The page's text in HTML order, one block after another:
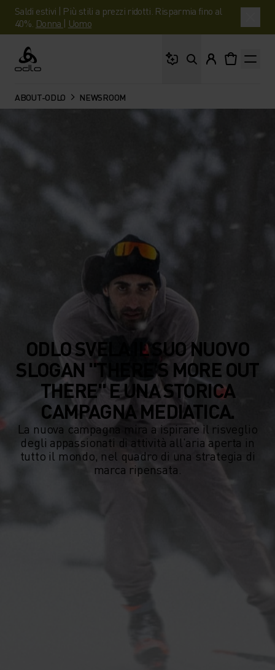
Saldi estivi | Più stili a prezzi ridotti. Risparmia fino al
40%. Donna | Uomo
Odlo
ABOUT-ODLO NEWSROOM
ODLO SVELA IL SUO NUOVO
SLOGAN "THERE’S MORE OUT
THERE" E UNA STORICA
CAMPAGNA MEDIATICA.
La nuova campagna mira a ispirare il risveglio
degli appassionati di attività all'aria aperta in
tutto il mondo, nel quadro di una strategia di
marca ripensata.